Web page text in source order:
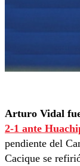
Arturo Vidal
2-1 ante
pendiente del
Cacique se